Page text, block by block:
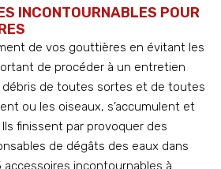
INCONTOURNABLES POUR
de vos gouttières en évitant les
de procéder à un entretien
débris de toutes sortes et de toutes
ou les oiseaux, s’accumulent et
finissent par provoquer des
de dégâts des eaux dans
accessoires incontournables à